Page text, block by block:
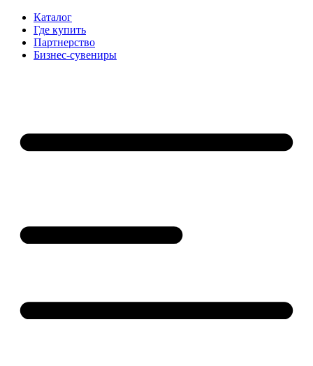
Каталог
Где купить
Партнерство
Бизнес-сувениры